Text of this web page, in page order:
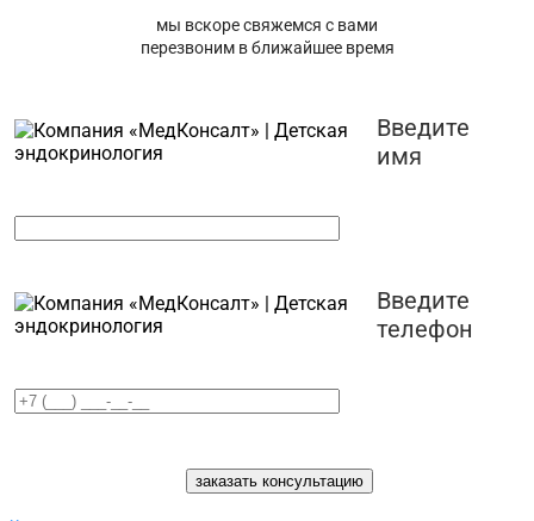
мы вскоре свяжемся с вами
перезвоним в ближайшее время
Введите
имя
Введите
телефон